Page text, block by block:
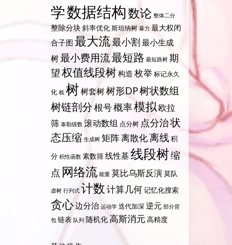
学数据结构数论 整体二分
整除分块 斜率优化 斯坦纳树 暴力 最大权闭
合子图 最大流最小割 最小生成
树最小费用流最短路 最短路树 期
望权值线段树构造 枚举 标记永久
化 栈 树 树套树树形DP树状数组
树链剖分根号概率模拟 欧拉
筛 泰勒级数 滚动数组 点分树 点分治状
态压缩 生成树 矩阵离散化离线 积
分 积性函数 素数筛 线性基 线段树缩
点 网络流 能量 莫比乌斯反演 莫队
虚树 行列式 计数计算几何 记忆化搜索
贪心边分治 运动学 迭代加深 逆元 部分背
包 链表 队列 随机化高斯消元 高精度